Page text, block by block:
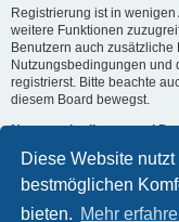
Diese Website
bestmöglichen
bieten. Mehr
Registrierung ist in
weitere Funktionen
Benutzern auch
Nutzungsbedingungen und
registrierst. Bitte beachte
diesem Board bewegst.
Nutzungsbedingungen|
Registrieren